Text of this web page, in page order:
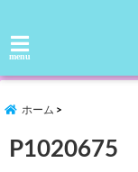
menu
ホーム
P1020675